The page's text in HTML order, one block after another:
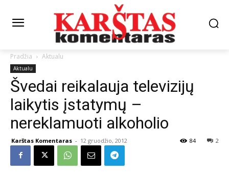
Pradžia Aktualu
Aktualu
Švedai reikalauja televizijų
laikytis įstatymų –
nereklamuoti alkoholio
Karštas Komentaras - 12 gruodžio, 2012 2
84